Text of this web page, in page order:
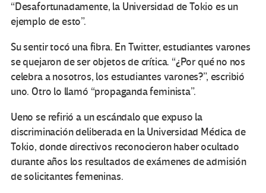
“Desafortunadamente, la Universidad de Tokio es un
ejemplo de esto”.
Su sentir tocó una fibra. En Twitter, estudiantes varones
se quejaron de ser objetos de crítica. “¿Por qué no nos
celebra a nosotros, los estudiantes varones?”, escribió
uno. Otro lo llamó “propaganda feminista”.
Ueno se refirió a un escándalo que expuso la
discriminación deliberada en la Universidad Médica de
Tokio, donde directivos reconocieron haber ocultado
durante años los resultados de exámenes de admisión
de solicitantes femeninas.